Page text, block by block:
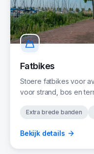
Fatbikes
Stoere fatbikes voor
voor strand, bos en
Extra brede banden
Bekijk details